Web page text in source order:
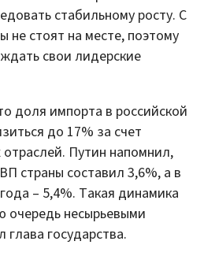
стабильному росту. С
не стоят на месте, поэтому
свои лидерские
доля импорта в российской
до 17% за счет
Путин напомнил,
страны составил 3,6%, а в
– 5,4%. Такая динамика
очередь несырьевыми
государства.